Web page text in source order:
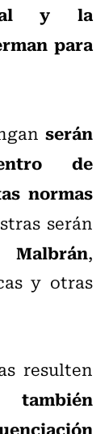
y la
para
serán
de
normas
serán
Malbrán,
y otras
resulten
también